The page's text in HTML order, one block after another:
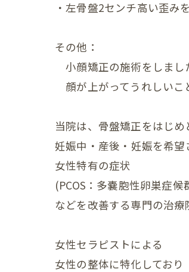
・左骨盤2センチ高い歪み
その他：
小顔矯正の施術をしまし
顔が上がってうれしいこ
当院は、骨盤矯正をはじ
妊娠中・産後・⁡妊娠を希望
女性特有の症状
(PCOS：多嚢胞性卵巣症
などを改善する専門の治療
女性セラピストによる
女性の整体に特化しており